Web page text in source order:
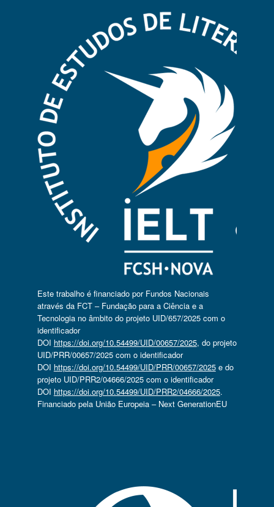
Este trabalho é financiado por Fundos Nacionais
através da FCT – Fundação para a Ciência e a
Tecnologia no âmbito do projeto UID/657/2025 com o
identificador
DOI https://doi.org/10.54499/UID/00657/2025, do projeto
UID/PRR/00657/2025 com o identificador
DOI https://doi.org/10.54499/UID/PRR/00657/2025e do
projeto UID/PRR2/04666/2025 com o identificador
DOI https://doi.org/10.54499/UID/PRR2/04666/2025.
Financiado pela União Europeia – Next GenerationEU